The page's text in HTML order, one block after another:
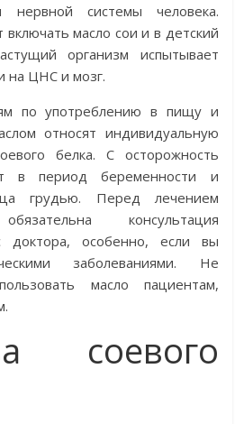
системы человека.
масло сои и в детский
организм испытывает
на ЦНС и мозг.
по употреблению в пищу и
относят индивидуальную
белка. С осторожность
в период беременности и
грудью. Перед лечением
консультация
доктора, особенно, если вы
заболеваниями. Не
масло пациентам,
соевого